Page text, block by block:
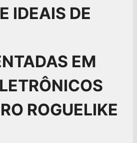
IDEAIS DE
EM
ROGUELIKE